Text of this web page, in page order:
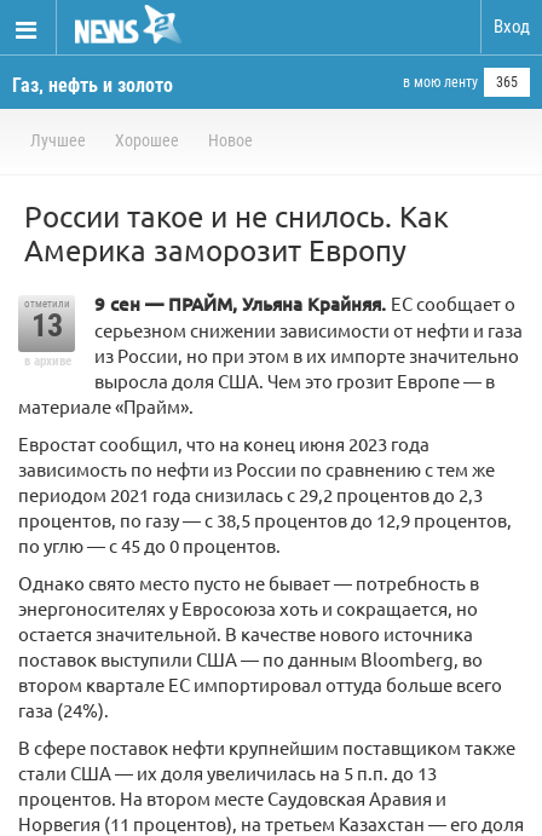
Вход
Газ, нефть и золото в мою ленту 365
Лучшее Хорошее Новое
России такое и не снилось. Как
Америка заморозит Европу
отметили
13
в архиве
9 сен — ПРАЙМ, Ульяна Крайняя. ЕС сообщает о
серьезном снижении зависимости от нефти и газа
из России, но при этом в их импорте значительно
выросла доля США. Чем это грозит Европе — в
материале «Прайм».
Евростат сообщил, что на конец июня 2023 года
зависимость по нефти из России по сравнению с тем же
периодом 2021 года снизилась с 29,2 процентов до 2,3
процентов, по газу — с 38,5 процентов до 12,9 процентов,
по углю — с 45 до 0 процентов.
Однако свято место пусто не бывает — потребность в
энергоносителях у Евросоюза хоть и сокращается, но
остается значительной. В качестве нового источника
поставок выступили США — по данным Bloomberg, во
втором квартале ЕС импортировал оттуда больше всего
газа (24%).
В сфере поставок нефти крупнейшим поставщиком также
стали США — их доля увеличилась на 5 п.п. до 13
процентов. На втором месте Саудовская Аравия и
Норвегия (11 процентов), на третьем Казахстан — его доля